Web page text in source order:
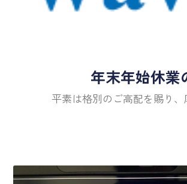
年末年始休業
平素は格別のご高配を賜り